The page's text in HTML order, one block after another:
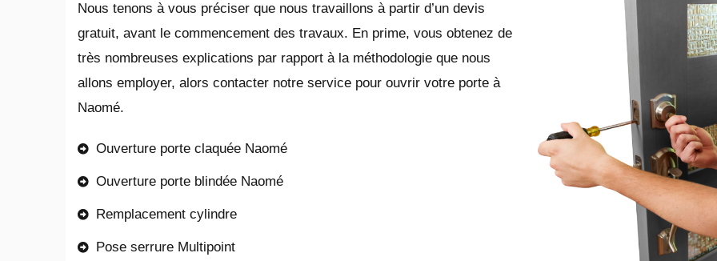
Nous tenons à vous préciser que nous travaillons à partir d’un devis
gratuit, avant le commencement des travaux. En prime, vous obtenez de
très nombreuses explications par rapport à la méthodologie que nous
allons employer, alors contacter notre service pour ouvrir votre porte à
Naomé.
Ouverture porte claquée Naomé
Ouverture porte blindée Naomé
Remplacement cylindre
Pose serrure Multipoint